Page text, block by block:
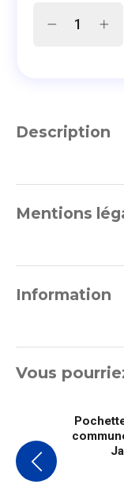
Description
Mentions
Information
Vous